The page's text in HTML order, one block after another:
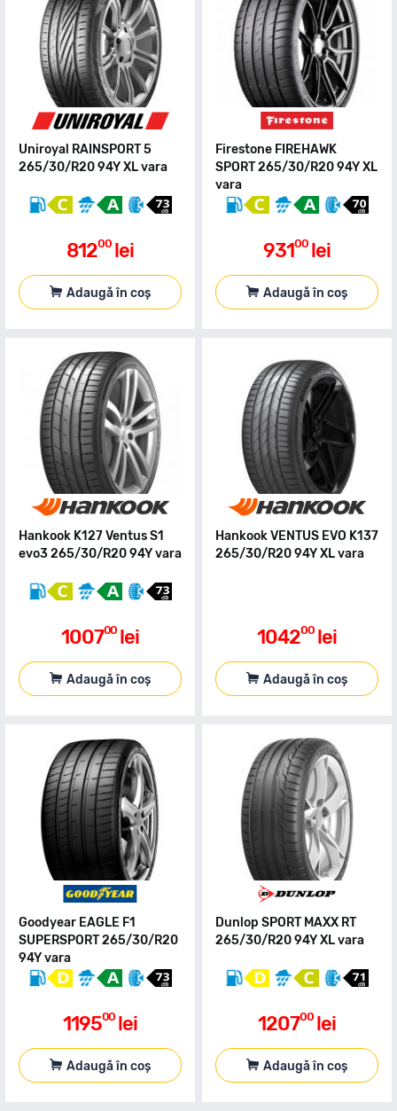
Uniroyal RAINSPORT 5
265/30/R20 94Y XL vara
81200 lei
Adaugă în coș
Firestone FIREHAWK
SPORT 265/30/R20 94Y XL
vara
93100 lei
Adaugă în coș
Hankook K127 Ventus S1
evo3 265/30/R20 94Y vara
100700 lei
Adaugă în coș
Hankook VENTUS EVO K137
265/30/R20 94Y XL vara
104200 lei
Adaugă în coș
Goodyear EAGLE F1
SUPERSPORT 265/30/R20
94Y vara
119500 lei
Adaugă în coș
Dunlop SPORT MAXX RT
265/30/R20 94Y XL vara
120700 lei
Adaugă în coș